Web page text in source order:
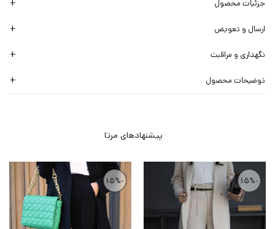
جزئیات محصول
ارسال و تعویض
نگهداری و مراقبت
توضیحات محصول
-15%